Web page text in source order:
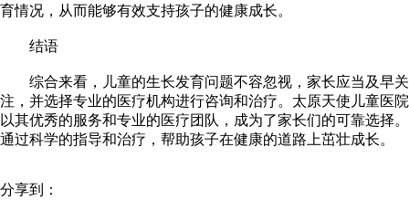
育情况，从而能够有效支持孩子的健康成长。
结语
综合来看，儿童的生长发育问题不容忽视，家长应当及早关
注，并选择专业的医疗机构进行咨询和治疗。太原天使儿童医院
以其优秀的服务和专业的医疗团队，成为了家长们的可靠选择。
通过科学的指导和治疗，帮助孩子在健康的道路上茁壮成长。
分享到：